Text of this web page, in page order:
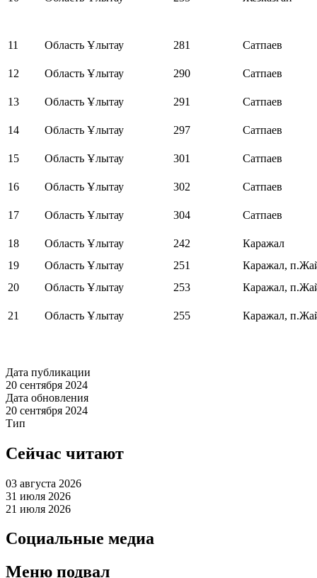
11 Область Ұлытау 281 Сатпаев
12 Область Ұлытау 290 Сатпаев
13 Область Ұлытау 291 Сатпаев
14 Область Ұлытау 297 Сатпаев
15 Область Ұлытау 301 Сатпаев
16 Область Ұлытау 302 Сатпаев
17 Область Ұлытау 304 Сатпаев
18 Область Ұлытау 242
Каражал
19
Область Ұлытау 251
Каражал,
20
Область Ұлытау 253 Каражал,
21 Область Ұлытау 255 Каражал,
Дата публикации
20 сентября 2024
Дата обновления
20 сентября 2024
Тип
Сейчас читают
03 августа 2026
31 июля 2026
21 июля 2026
Социальные медиа
Меню подвал